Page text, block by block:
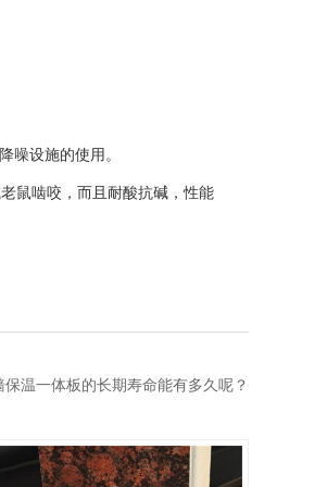
噪设施的使用。
鼠啮咬，而且耐酸抗碱，性能
保温一体板的长期寿命能有多久呢？